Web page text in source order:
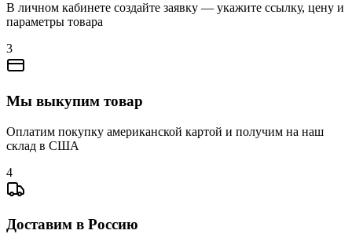
В личном кабинете создайте заявку — укажите ссылку, цену и
параметры товара
3
Мы выкупим товар
Оплатим покупку американской картой и получим на наш
склад в США
4
Доставим в Россию